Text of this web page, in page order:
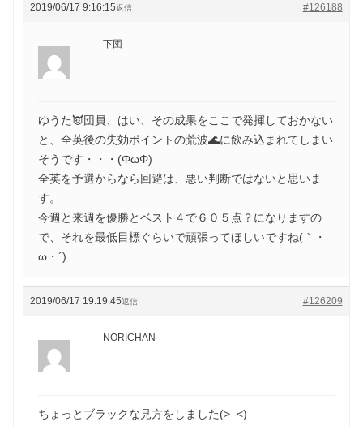
2019/06/17 9:16:15 #126188
返信
下団
ゆうた👿団員、はい、その成果をここで発揮しておかない
と、全英後の失効ポイントの荒波🌊に飲み込まれてしまい
そうです・・・(ΦωΦ)
全英を予選からなら回避は、悪い判断ではないと思いま
す。
今週と来週を優勝とベスト４で６０５点？になりますの
で、それを最低目標ぐらいで頑張ってほしいですね(｀・
ω・´)ゞ
2019/06/17 19:19:45 #126209
返信
NORICHAN
ちょっとブラックな見方をしました(>_<)